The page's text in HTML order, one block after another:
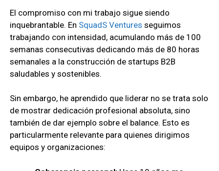
El compromiso con mi trabajo sigue siendo
inquebrantable. En SquadS Ventures seguimos
trabajando con intensidad, acumulando más de 100
semanas consecutivas dedicando más de 80 horas
semanales a la construcción de startups B2B
saludables y sostenibles.
Sin embargo, he aprendido que liderar no se trata solo
de mostrar dedicación profesional absoluta, sino
también de dar ejemplo sobre el balance. Esto es
particularmente relevante para quienes dirigimos
equipos y organizaciones: